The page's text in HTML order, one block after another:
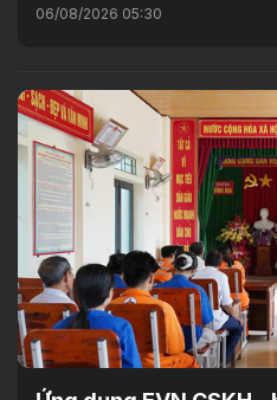
06/08/2026 05:30